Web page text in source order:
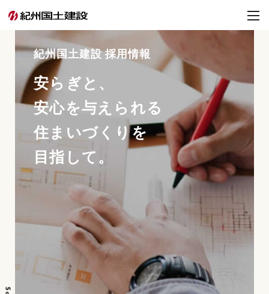
紀州国土建設 採用情報
安らぎと、
安心を与えられる
住まいづくりを
目指して。